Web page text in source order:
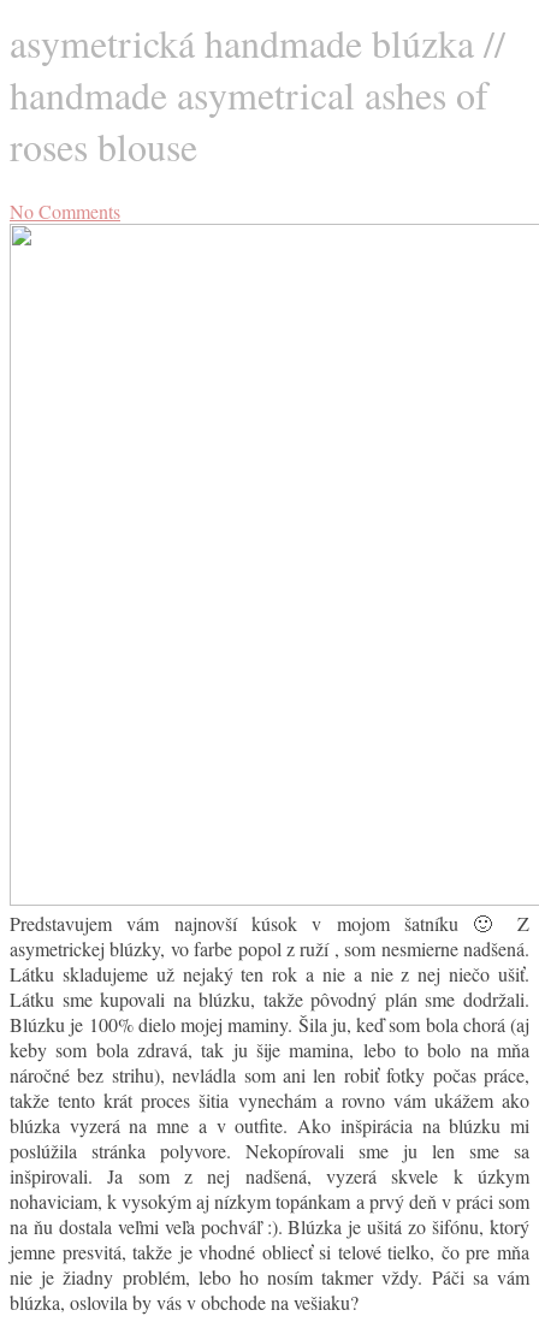
asymetrická handmade blúzka //
handmade asymetrical ashes of
roses blouse
No Comments
Predstavujem vám najnovší kúsok v mojom šatníku 🙂 Z
asymetrickej blúzky, vo farbe popol z ruží , som nesmierne nadšená.
Látku skladujeme už nejaký ten rok a nie a nie z nej niečo ušiť.
Látku sme kupovali na blúzku, takže pôvodný plán sme dodržali.
Blúzku je 100% dielo mojej maminy. Šila ju, keď som bola chorá (aj
keby som bola zdravá, tak ju šije mamina, lebo to bolo na mňa
náročné bez strihu), nevládla som ani len robiť fotky počas práce,
takže tento krát proces šitia vynechám a rovno vám ukážem ako
blúzka vyzerá na mne a v outfite. Ako inšpirácia na blúzku mi
poslúžila stránka polyvore. Nekopírovali sme ju len sme sa
inšpirovali. Ja som z nej nadšená, vyzerá skvele k úzkym
nohaviciam, k vysokým aj nízkym topánkam a prvý deň v práci som
na ňu dostala veľmi veľa pochváľ :). Blúzka je ušitá zo šifónu, ktorý
jemne presvitá, takže je vhodné obliecť si telové tielko, čo pre mňa
nie je žiadny problém, lebo ho nosím takmer vždy. Páči sa vám
blúzka, oslovila by vás v obchode na vešiaku?